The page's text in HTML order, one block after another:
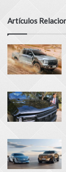
Artículos